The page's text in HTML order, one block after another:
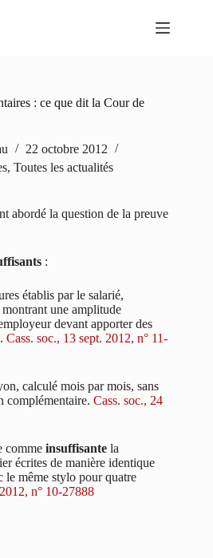
: ce que dit la Cour de
22 octobre 2012
, Toutes les actualités
abordé la question de la preuve
:
établis par le salarié,
une amplitude
devant apporter des
Cass. soc., 13 sept. 2012, n° 11-
calculé mois par mois, sans
complémentaire. Cass. soc., 24
comme insuffisante la
écrites de manière identique
le même stylo pour quatre
n° 10-27888